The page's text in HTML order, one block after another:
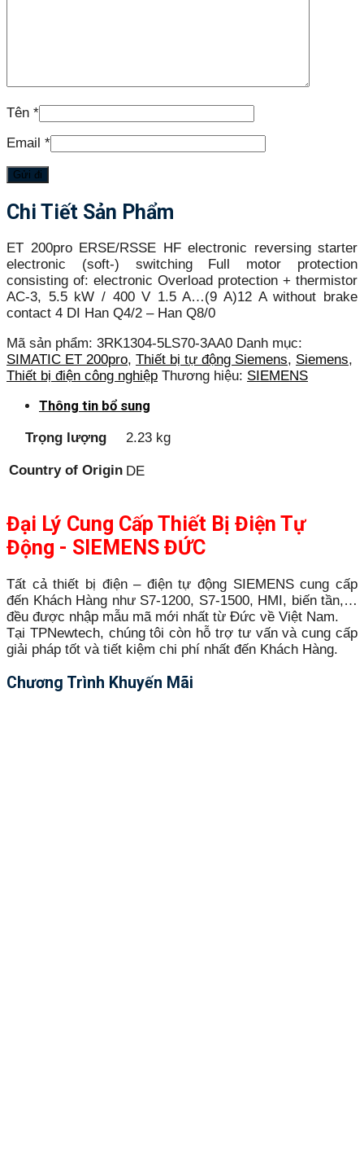
Tên *
Email *
Chi Tiết Sản Phẩm
ET 200pro ERSE/RSSE HF electronic reversing starter
electronic (soft-) switching Full motor protection
consisting of: electronic Overload protection + thermistor
AC-3, 5.5 kW / 400 V 1.5 A…(9 A)12 A without brake
contact 4 DI Han Q4/2 – Han Q8/0
Mã sản phẩm: 3RK1304-5LS70-3AA0 Danh mục:
SIMATIC ET 200pro, Thiết bị tự động Siemens, Siemens,
Thiết bị điện công nghiệp Thương hiệu: SIEMENS
Thông tin bổ sung
Trọng lượng 2.23 kg
Country of Origin DE
Đại Lý Cung Cấp Thiết Bị Điện Tự
Động - SIEMENS ĐỨC
Tất cả thiết bị điện – điện tự động SIEMENS cung cấp
đến Khách Hàng như S7-1200, S7-1500, HMI, biến tần,…
đều được nhập mẫu mã mới nhất từ Đức về Việt Nam.
Tại TPNewtech, chúng tôi còn hỗ trợ tư vấn và cung cấp
giải pháp tốt và tiết kiệm chi phí nhất đến Khách Hàng.
Chương Trình Khuyến Mãi